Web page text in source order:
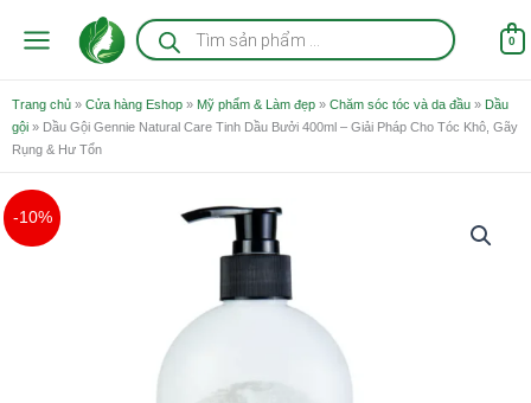
Tìm
kiếm
sản
0
Trang chủ » Cửa hàng Eshop » Mỹ phẩm & Làm đẹp » Chăm sóc tóc và da đầu » Dầu
gội » Dầu Gội Gennie Natural Care Tinh Dầu Bưởi 400ml – Giải Pháp Cho Tóc Khô, Gãy
Rụng & Hư Tổn
-10%
Giá
165.000 ₫.
Giá
hiện
tại
là:
149.000 ₫.
Dầu
Gội